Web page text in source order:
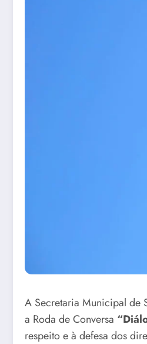
A Secretaria Municipal de
a Roda de Conversa
respeito e à defesa dos